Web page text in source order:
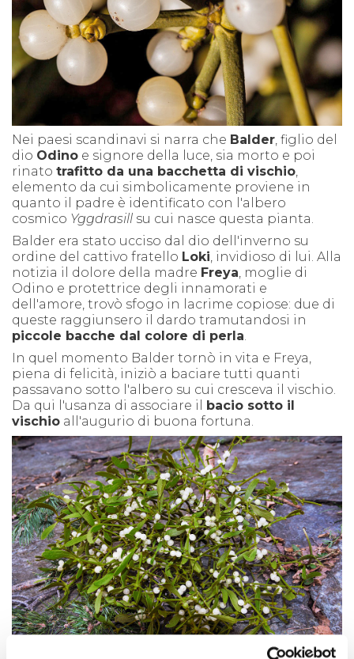
Nei paesi scandinavi si narra che Balder , figlio del
dio Odino e signore della luce, sia morto e poi
rinato trafitto da una bacchetta di vischio
elemento da cui simbolicamente proviene in
quanto il padre è identificato con l'albero
cosmico Yggdrasill su cui nasce questa pianta.
Balder era stato ucciso dal dio dell'inverno su
ordine del cattivo fratello Loki , invidioso di lui. Alla
notizia il dolore della madre Freya , moglie di
Odino e protettrice degli innamorati e
dell'amore, trovò sfogo in lacrime copiose: due di
queste raggiunsero il dardo tramutandosi in
piccole bacche dal colore di perla
In quel momento Balder tornò in vita e Freya,
piena di felicità, iniziò a baciare tutti quanti
passavano sotto l'albero su cui cresceva il vischio.
Da qui l'usanza di associare il bacio sotto il
vischio all'augurio di buona fortuna.